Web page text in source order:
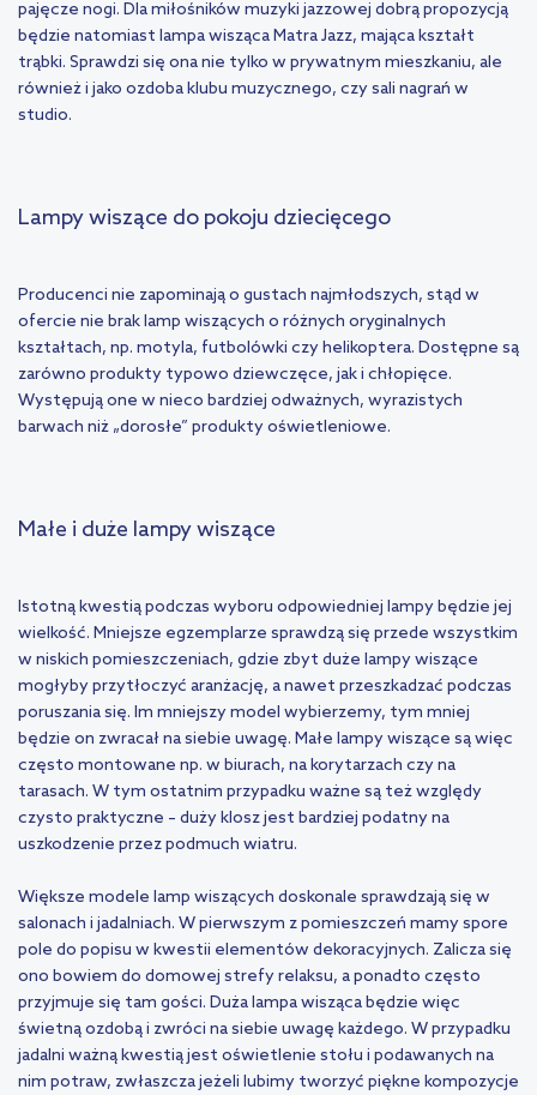
pajęcze nogi. Dla miłośników muzyki jazzowej dobrą propozycją
będzie natomiast lampa wisząca Matra Jazz, mająca kształt
trąbki. Sprawdzi się ona nie tylko w prywatnym mieszkaniu, ale
również i jako ozdoba klubu muzycznego, czy sali nagrań w
studio.
Lampy wiszące do pokoju dziecięcego
Producenci nie zapominają o gustach najmłodszych, stąd w
ofercie nie brak lamp wiszących o różnych oryginalnych
kształtach, np. motyla, futbolówki czy helikoptera. Dostępne są
zarówno produkty typowo dziewczęce, jak i chłopięce.
Występują one w nieco bardziej odważnych, wyrazistych
barwach niż „dorosłe” produkty oświetleniowe.
Małe i duże lampy wiszące
Istotną kwestią podczas wyboru odpowiedniej lampy będzie jej
wielkość. Mniejsze egzemplarze sprawdzą się przede wszystkim
w niskich pomieszczeniach, gdzie zbyt duże lampy wiszące
mogłyby przytłoczyć aranżację, a nawet przeszkadzać podczas
poruszania się. Im mniejszy model wybierzemy, tym mniej
będzie on zwracał na siebie uwagę. Małe lampy wiszące są więc
często montowane np. w biurach, na korytarzach czy na
tarasach. W tym ostatnim przypadku ważne są też względy
czysto praktyczne – duży klosz jest bardziej podatny na
uszkodzenie przez podmuch wiatru.
Większe modele lamp wiszących doskonale sprawdzają się w
salonach i jadalniach. W pierwszym z pomieszczeń mamy spore
pole do popisu w kwestii elementów dekoracyjnych. Zalicza się
ono bowiem do domowej strefy relaksu, a ponadto często
przyjmuje się tam gości. Duża lampa wisząca będzie więc
świetną ozdobą i zwróci na siebie uwagę każdego. W przypadku
jadalni ważną kwestią jest oświetlenie stołu i podawanych na
nim potraw, zwłaszcza jeżeli lubimy tworzyć piękne kompozycje